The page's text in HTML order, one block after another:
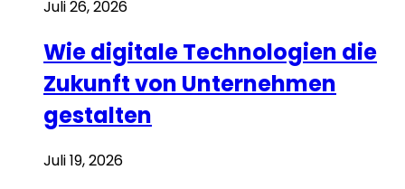
Juli 26, 2026
Wie digitale Technologien die
Zukunft von Unternehmen
gestalten
Juli 19, 2026